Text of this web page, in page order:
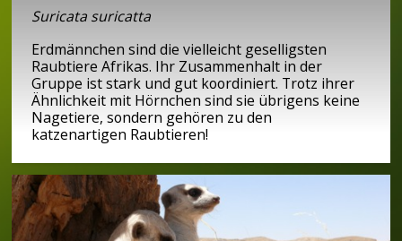
Suricata suricatta
Erdmännchen sind die vielleicht geselligsten
Raubtiere Afrikas. Ihr Zusammenhalt in der
Gruppe ist stark und gut koordiniert. Trotz ihrer
Ähnlichkeit mit Hörnchen sind sie übrigens keine
Nagetiere, sondern gehören zu den
katzenartigen Raubtieren!